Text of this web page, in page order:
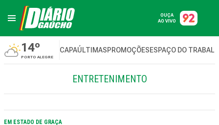
OUÇA
AO VIVO
14º
PORTO ALEGRE
CAPAÚLTIMASPROMOÇÕESESPAÇO DO
ENTRETENIMENTO
EM ESTADO DE GRAÇA